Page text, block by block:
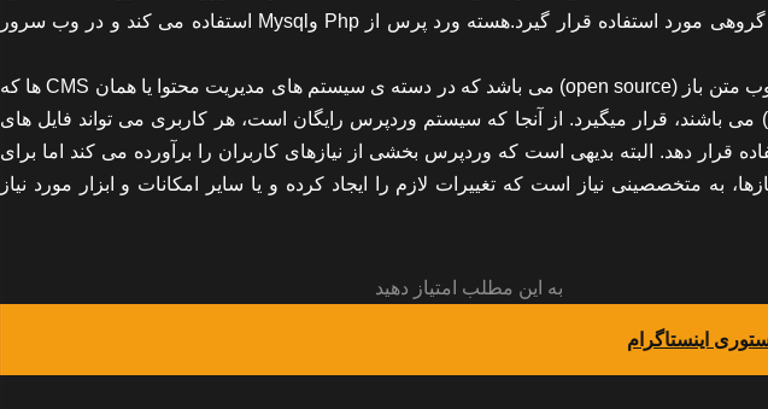
،مراکز تفریحی ، و وبلاگ های شخصی یا گروهی مورد استفاده قرار گیرد.هسته ورد پرس از Php وMysql استفاده می کند و در وب سرور
به طور کلی وردپرس یک نرم افزار تحت وب متن باز (open source) می باشد که در دسته ی سیستم های مدیریت محتوا یا همان CMS ها که
مخفف (Content Management System) می باشند، قرار میگیرد. از آنجا که سیستم وردپرس رایگان است، هر کاربری می تواند فایل های
قرار دهد. البته بدیهی است که وردپرس بخشی از نیازهای کاربران را برآورده می کند اما برای
به متخصصینی نیاز است که تغییرات لازم را ایجاد کرده و یا سایر امکانات و ابزار مورد نیاز
به این مطلب امتیاز دهید